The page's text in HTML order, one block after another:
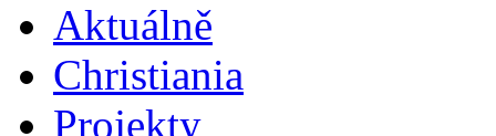
Aktuálně
Christiania
Projekty